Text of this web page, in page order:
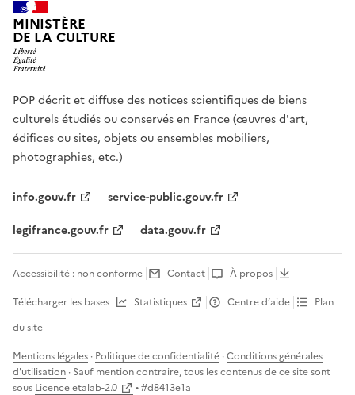
MINISTÈRE
DE LA CULTURE
POP décrit et diffuse des notices scientifiques de biens
culturels étudiés ou conservés en France (œuvres d'art,
édifices ou sites, objets ou ensembles mobiliers,
photographies, etc.)
info.gouv.fr
service-public.gouv.fr
legifrance.gouv.fr
data.gouv.fr
Accessibilité : non conforme Contact
À propos
Télécharger les bases
Statistiques Centre d’aide
Plan
du site
Mentions légales · Politique de confidentialité ·Conditions générales
d'utilisation · Sauf mention contraire, tous les contenus de ce site sont
sous Licence etalab-2.0 • #d8413e1a